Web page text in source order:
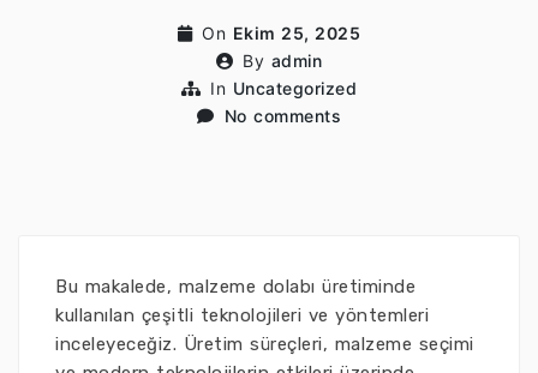
On Ekim 25, 2025
By admin
In Uncategorized
No comments
Bu makalede, malzeme dolabı üretiminde
kullanılan çeşitli teknolojileri ve yöntemleri
inceleyeceğiz. Üretim süreçleri, malzeme seçimi